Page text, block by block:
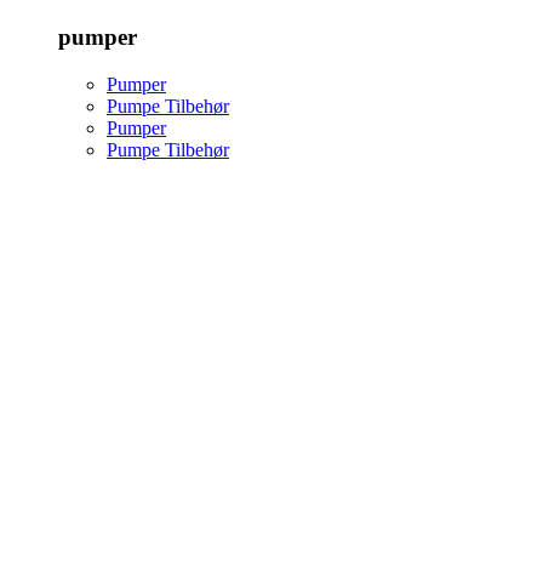
pumper
Pumper
Pumpe Tilbehør
Pumper
Pumpe Tilbehør